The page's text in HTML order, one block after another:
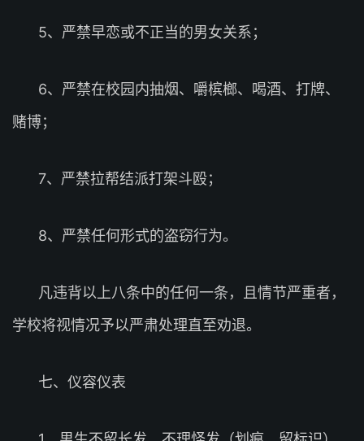
5、严禁早恋或不正当的男女关系；
6、严禁在校园内抽烟、嚼槟榔、喝酒、打牌、
赌博；
7、严禁拉帮结派打架斗殴；
8、严禁任何形式的盗窃行为。
凡违背以上八条中的任何一条，且情节严重者，
学校将视情况予以严肃处理直至劝退。
七、仪容仪表